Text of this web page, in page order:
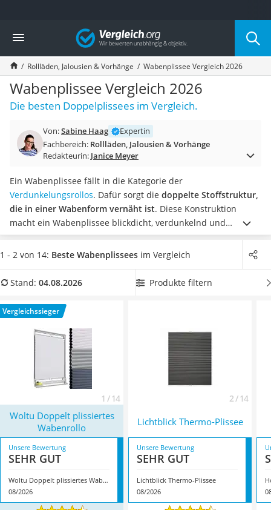
Die beliebtesten Vergleiche nach Kategorie
Wohnen
Matratzen-Topper
Matratzen
Konferenzlautsprecher
Tageslichtlampe
Badlüfter
Bürohocker
Außenleuchte mit Kamera
Akku-Tischlampe
Konferenzmikrofon
Klappmatratze
Duschkopf mit Kalkfilter
Aktenvernichter Sicherheitsstufe 4
Bettgitter
Topper 100 x 200
Höhenverstellbarer Schreibtisch
Matratze 90 x 200 cm
Vergleich
Rollläden, Jalousien & Vorhänge Wabenplissee Vergleich 2026
Wabenplissee Vergleich 2026
Die besten Doppelplissees im Vergleich.
Von:Sabine Haag
Expertin
Fachbereich: Rollläden, Jalousien & Vorhänge
Redakteurin: Janice Meyer
Ein Wabenplissee fällt in die Kategorie der
Verdunkelungsrollos. Dafür sorgt die doppelte Stoffstruktur,
die in einer Wabenform vernäht ist. Diese Konstruktion
macht ein Wabenplissee blickdicht, verdunkelnd und
wärmeisolierend. Wählen Sie jetzt ein Wabenplissee aus
unserer Vergleichstabelle,das über Griffe verfügt, mit denen
bewegen können. Ohne Griffe ist das laut diversen Tests im
August 2026 besonders das Modell
Wabenrollo*
1 - 2 von 14: Beste Wabenplissees im Vergleich
Stand: 04.08.2026 Produkte filtern
Vergleichssieger
1 / 14 2 / 14
Woltu Doppelt plissiertes
Wabenrollo
Lichtblick Thermo-Plissee
Unsere Bewertung
SEHR GUT
Woltu Doppelt plissiertes Wabenrollo
08/2026
Unsere Bewertung
SEHR GUT
Lichtblick Thermo-Plissee
08/2026